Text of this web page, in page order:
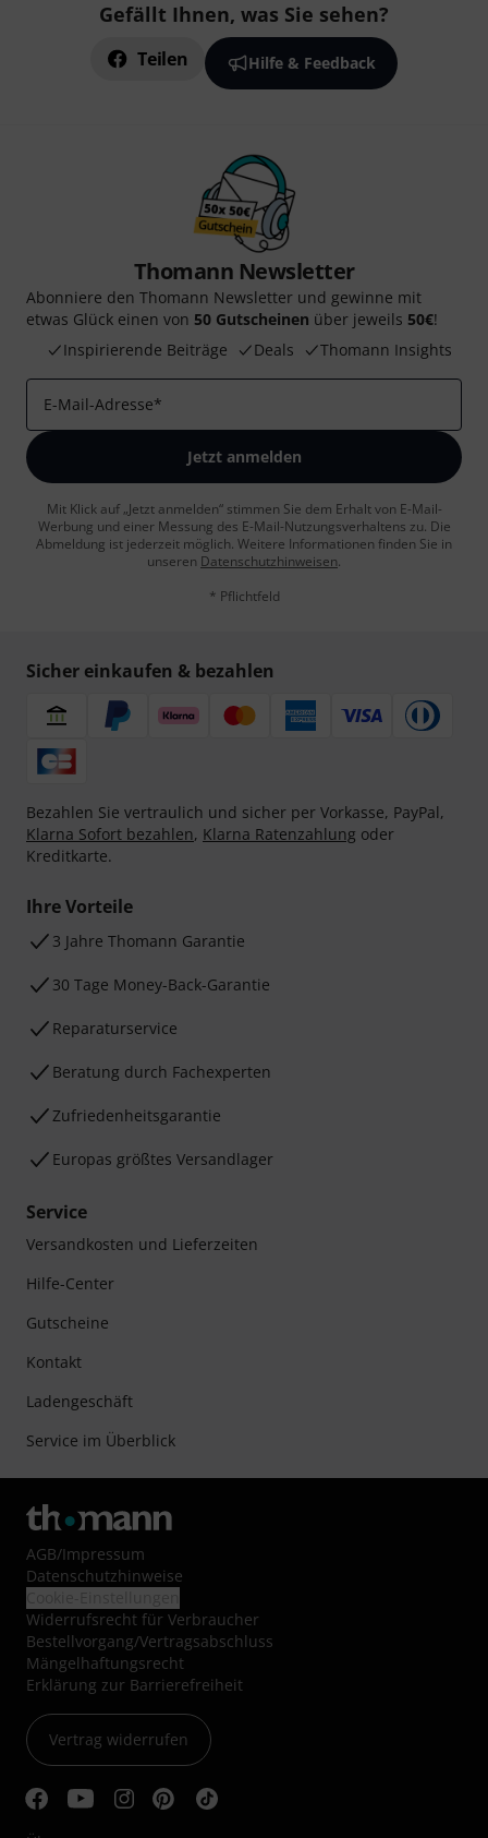
Gefällt Ihnen, was Sie sehen?
Teilen Hilfe & Feedback
Thomann Newsletter
Abonniere den Thomann Newsletter und gewinne mit
etwas Glück einen von 50 Gutscheinen über jeweils 50€!
Inspirierende Beiträge
Deals Thomann Insights
E-Mail-Adresse*
Jetzt anmelden
Mit Klick auf „Jetzt anmelden“ stimmen Sie dem Erhalt von E-Mail-
Werbung und einer Messung des E-Mail-Nutzungsverhaltens zu. Die
Abmeldung ist jederzeit möglich. Weitere Informationen finden Sie in
unseren Datenschutzhinweisen.
* Pflichtfeld
Sicher einkaufen & bezahlen
Bezahlen Sie vertraulich und sicher per Vorkasse, PayPal,
Klarna Sofort bezahlen, Klarna Ratenzahlung oder
Kreditkarte.
Ihre Vorteile
3 Jahre Thomann Garantie
30 Tage Money-Back-Garantie
Reparaturservice
Beratung durch Fachexperten
Zufriedenheitsgarantie
Europas größtes Versandlager
Service
Versandkosten und Lieferzeiten
Hilfe-Center
Gutscheine
Kontakt
Ladengeschäft
Service im Überblick
AGB/Impressum
Datenschutzhinweise
Widerrufsrecht für Verbraucher
Bestellvorgang/Vertragsabschluss
Mängelhaftungsrecht
Erklärung zur Barrierefreiheit
Vertrag widerrufen